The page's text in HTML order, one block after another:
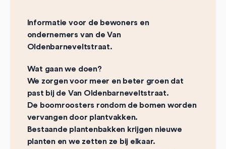
Informatie voor de bewoners en
ondernemers van de Van
Oldenbarneveltstraat.
Wat gaan we doen?
We zorgen voor meer en beter groen dat
past bij de Van Oldenbarneveltstraat.
De boomroosters rondom de bomen worden
vervangen door plantvakken.
Bestaande plantenbakken krijgen nieuwe
planten en we zetten ze bij elkaar.